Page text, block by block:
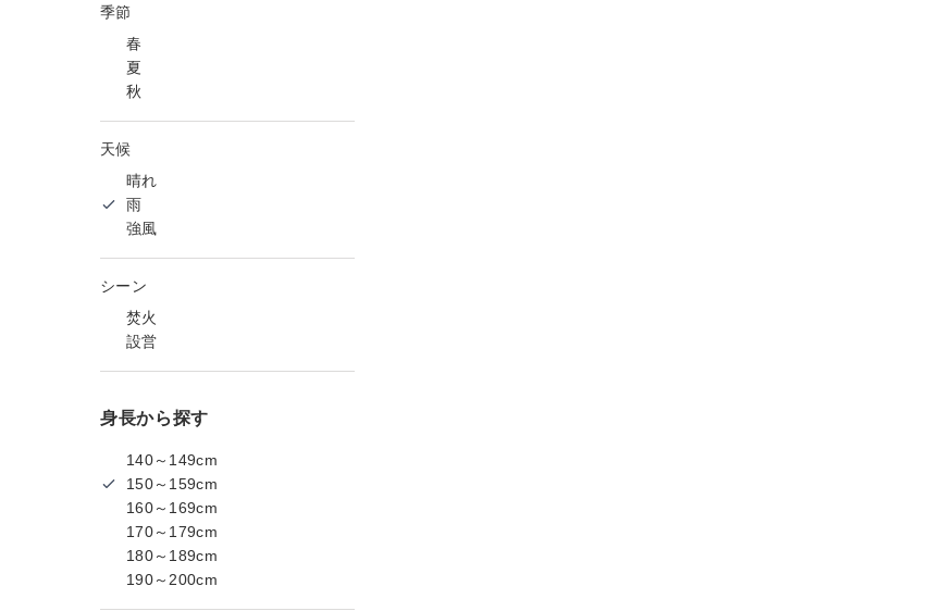
季節
春
夏
秋
天候
晴れ
雨
強風
シーン
焚火
設営
身長から探す
140～149cm
150～159cm
160～169cm
170～179cm
180～189cm
190～200cm